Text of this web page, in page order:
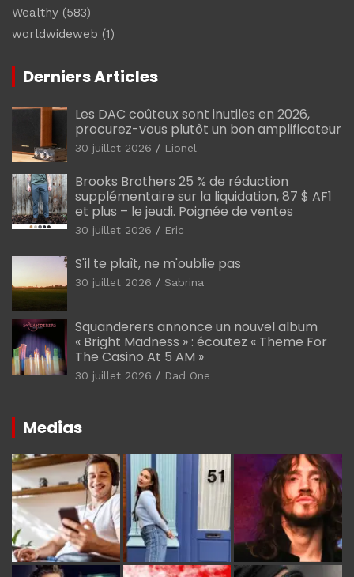
Wealthy (583)
worldwideweb (1)
Derniers Articles
Les DAC coûteux sont inutiles en 2026,
procurez-vous plutôt un bon amplificateur
30 juillet 2026 Lionel
Brooks Brothers 25 % de réduction
supplémentaire sur la liquidation, 87 $ AF1
et plus – le jeudi. Poignée de ventes
30 juillet 2026 Eric
S'il te plaît, ne m'oublie pas
30 juillet 2026 Sabrina
Squanderers annonce un nouvel album
« Bright Madness » : écoutez « Theme For
The Casino At 5 AM »
30 juillet 2026 Dad One
Medias